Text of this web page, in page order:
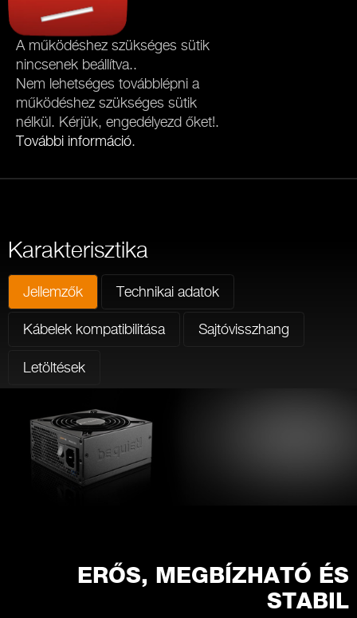
A működéshez szükséges sütik
nincsenek beállítva..
Nem lehetséges továbblépni a
működéshez szükséges sütik
nélkül. Kérjük, engedélyezd őket!.
További információ.
Karakterisztika
Jellemzők Technikai adatok
Kábelek kompatibilitása Sajtóvisszhang
Letöltések
ERŐS, MEGBÍZHATÓ ÉS
STABIL